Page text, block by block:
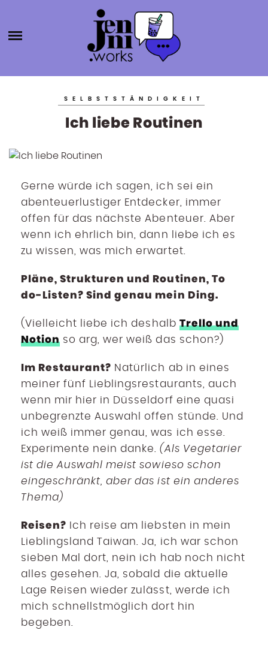
JENNI.W
ORKS
SELBSTSTÄNDIGKEIT
PRODUKTIVITÄT
SOCIAL MEDIA
SONSTIGES
BLOGROLL
SELBSTSTÄNDIGKEIT
Ich liebe Routinen
Gerne würde ich sagen, ich sei ein
abenteuerlustiger Entdecker, immer
offen für das nächste Abenteuer. Aber
wenn ich ehrlich bin, dann liebe ich es
zu wissen, was mich erwartet.
Pläne, Strukturen und Routinen, To
do-Listen? Sind genau mein Ding.
(Vielleicht liebe ich deshalb Trello und
Notion so arg, wer weiß das schon?)
Im Restaurant? Natürlich ab in eines
meiner fünf Lieblingsrestaurants, auch
wenn mir hier in Düsseldorf eine quasi
unbegrenzte Auswahl offen stünde. Und
ich weiß immer genau, was ich esse.
Experimente nein danke.
(Als Vegetarier
ist die Auswahl meist sowieso schon
eingeschränkt, aber das ist ein anderes
Thema)
Reisen? Ich reise am liebsten in mein
Lieblingsland Taiwan. Ja, ich war schon
sieben Mal dort, nein ich hab noch nicht
alles gesehen. Ja, sobald die aktuelle
Lage Reisen wieder zulässt, werde ich
mich schnellstmöglich dort hin
begeben.